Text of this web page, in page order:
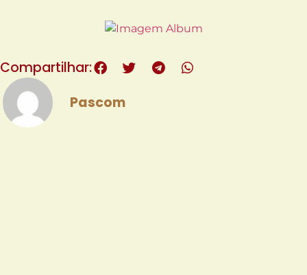
Compartilhar:
Pascom